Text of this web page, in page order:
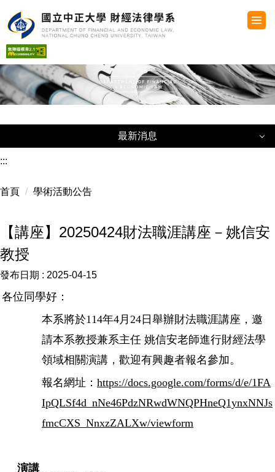
到
要
內
容
區
最新消息
教務公告
學生事務公告
獎助學金公告
招生公告
行政事務公告
:::
首頁 學術活動公告
【講座】20250424財法職涯講座－姚信安
教授
發布日期 : 2025-04-15
各位同學好：
本系將於114年4月24日舉辦財法職涯講座，邀
請本系教授兼系主任 姚信安老師進行財經法學
領域相關演講，歡迎有興趣者報名參加。
報名網址： https://docs.google.com/forms/d/e/1FA
IpQLSf4d_nNe46PdzNRwdWNQPHneQ1ynxNNJs
fmcCXS_NnxzZALXw/viewform
演講